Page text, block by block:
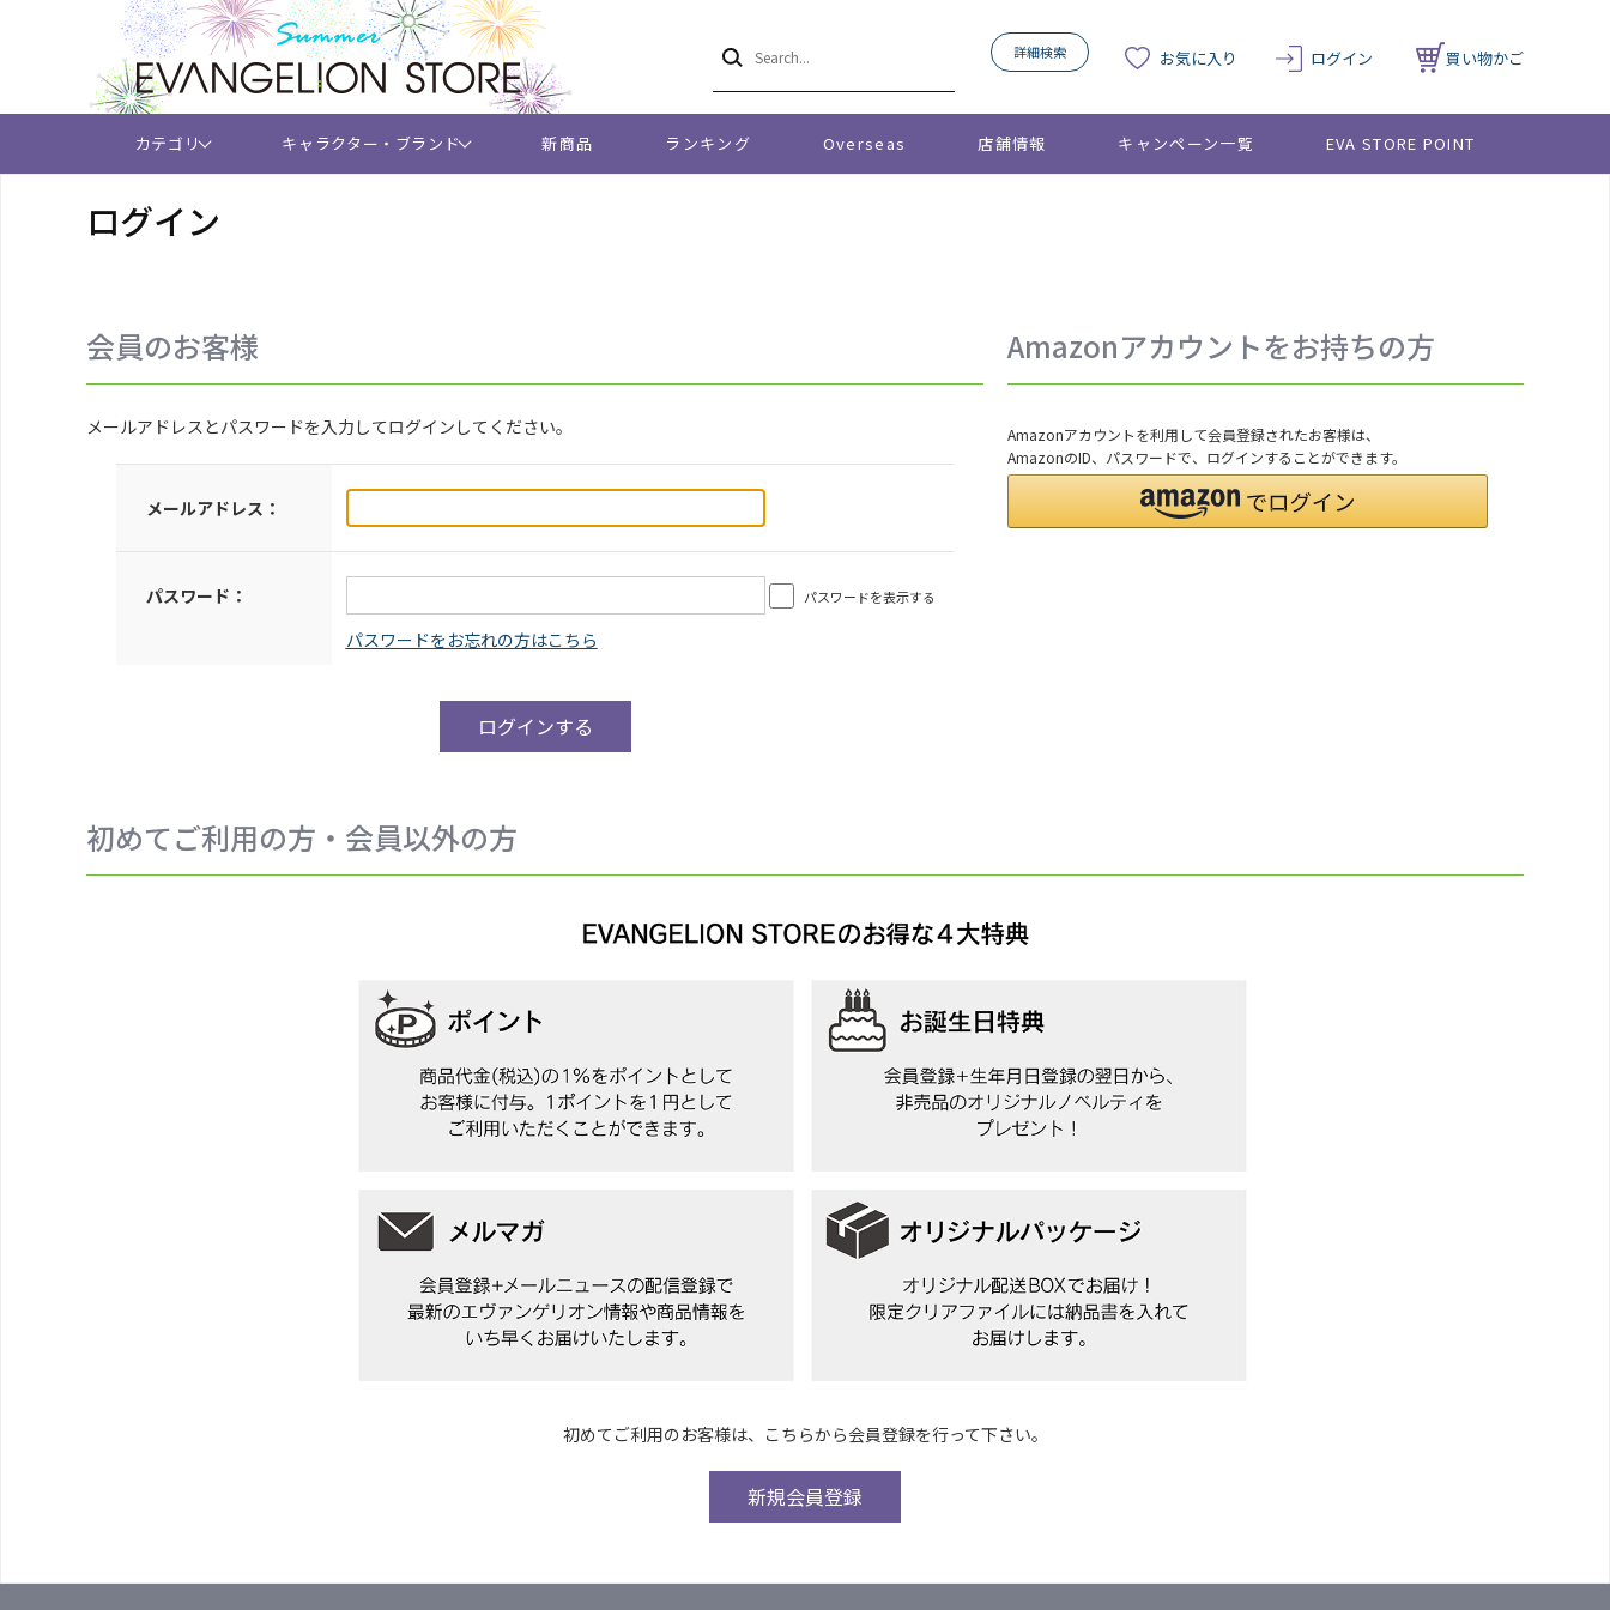
詳細検索 お気に入り ログイン 買い物かご
カテゴリ キャラクター・ブランド 新商品 ランキング Overseas 店舗情報 キャンペーン一覧 EVA STORE POINT
ログイン
会員のお客様
メールアドレスとパスワードを入力してログインしてください。
メールアドレス：
パスワード： パスワードを表示する
Amazonアカウントをお持ちの方
Amazonアカウントを利用して会員登録されたお客様は、
AmazonのID、パスワードで、ログインすることができます。
初めてご利用の方・会員以外の方